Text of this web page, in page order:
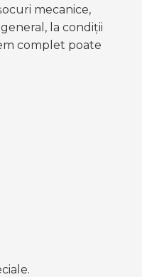
mecanice,
la condiții
complet poate